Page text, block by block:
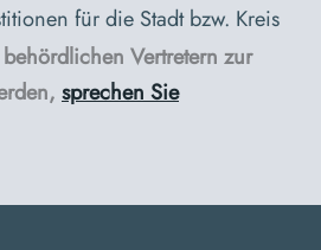
für die Stadt bzw. Kreis
Vertretern zur
sprechen Sie